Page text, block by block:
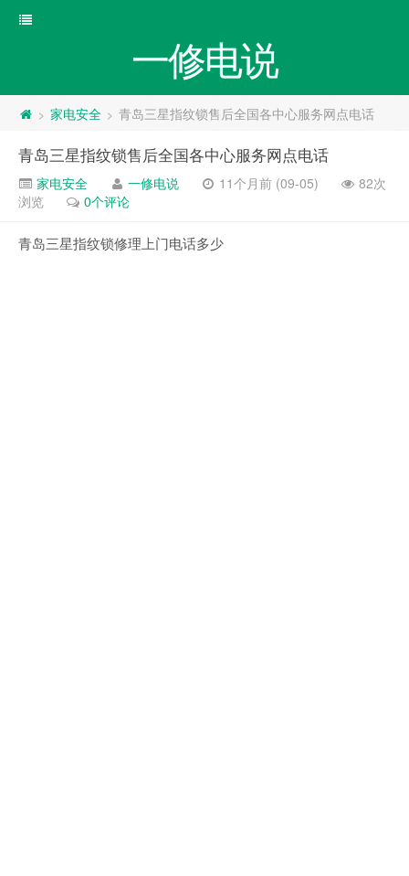
一修电说
> 家电安全 > 青岛三星指纹锁售后全国各中心服务网点电话
青岛三星指纹锁售后全国各中心服务网点电话
家电安全 一修电说 11个月前 (09-05)
82次
浏览
0个评论
青岛三星指纹锁修理上门电话多少